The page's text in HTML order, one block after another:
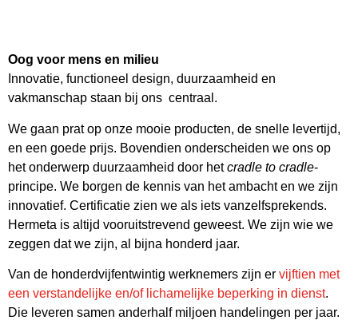
Oog voor mens en milieu
Innovatie, functioneel design, duurzaamheid en
vakmanschap staan bij ons centraal.
We gaan prat op onze mooie producten, de snelle levertijd,
en een goede prijs. Bovendien onderscheiden we ons op
het onderwerp duurzaamheid door hetcradle to cradle-
principe. We borgen de kennis van het ambacht en we zijn
innovatief. Certificatie zien we als iets vanzelfsprekends.
Hermeta is altijd vooruitstrevend geweest. We zijn wie we
zeggen dat we zijn, al bijna honderd jaar.
Van de honderdvijfentwintig werknemers zijn er vijftien met
een verstandelijke en/of lichamelijke beperking in dienst.
Die leveren samen anderhalf miljoen handelingen per jaar.